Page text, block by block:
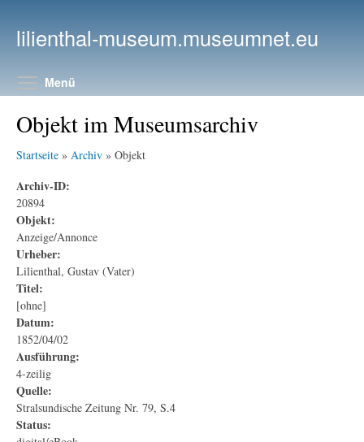
lilienthal-museum.museumnet.eu
Menü
Objekt im Museumsarchiv
Startseite » Archiv » Objekt
Archiv-ID:
20894
Objekt:
Anzeige/Annonce
Urheber:
Lilienthal, Gustav (Vater)
Titel:
[ohne]
Datum:
1852/04/02
Ausführung:
4-zeilig
Quelle:
Stralsundische Zeitung Nr. 79, S.4
Status: